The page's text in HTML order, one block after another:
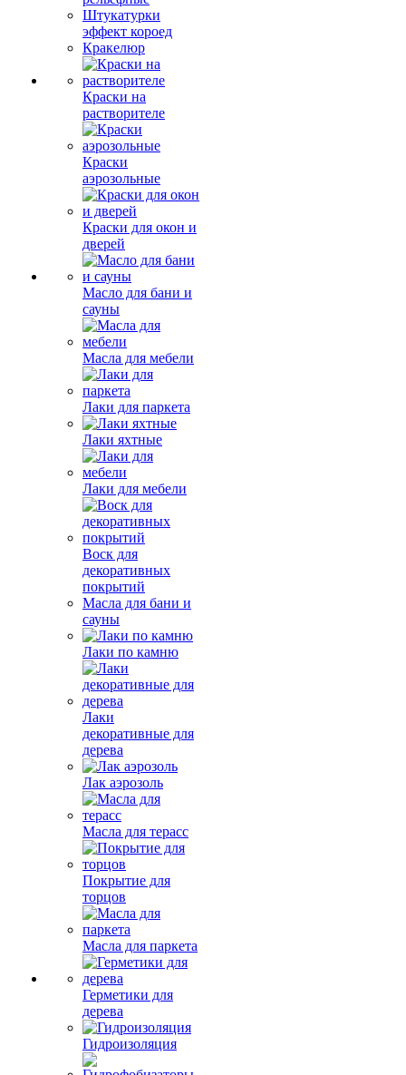
Штукатурки
эффект короед
Кракелюр
Краски на
растворителе
Краски
аэрозольные
Краски для окон и
дверей
Масло для бани и
сауны
Масла для мебели
Лаки для паркета
Лаки яхтные
Лаки для мебели
Воск для
декоративных
покрытий
Масла для бани и
сауны
Лаки по камню
Лаки
декоративные для
дерева
Лак аэрозоль
Масла для терасс
Покрытие для
торцов
Масла для паркета
Герметики для
дерева
Гидроизоляция